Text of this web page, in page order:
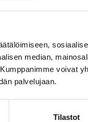
median,
voivat
palvelujaan.
Tilastot